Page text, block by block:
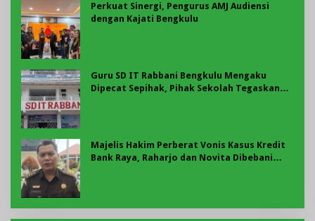
Perkuat Sinergi, Pengurus AMJ Audiensi
dengan Kajati Bengkulu
Guru SD IT Rabbani Bengkulu Mengaku
Dipecat Sepihak, Pihak Sekolah Tegaskan
Majelis Hakim Perberat Vonis Kasus Kredit
Bank Raya, Raharjo dan Novita Dibebani